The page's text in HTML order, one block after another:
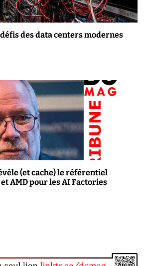
des data centers modernes
(et cache) le référentiel
AMD pour les AI Factories